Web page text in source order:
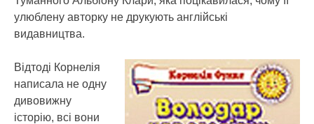
улюблену авторку не друкують англійські
видавництва.
Відтоді Корнелія
написала не одну
дивовижну
історію, всі вони